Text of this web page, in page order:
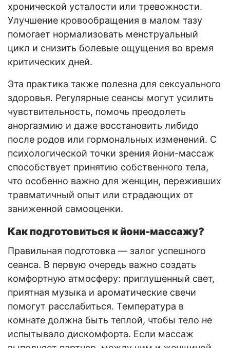
хронической усталости или тревожности.
Улучшение кровообращения в малом тазу
помогает нормализовать менструальный
цикл и снизить болевые ощущения во время
критических дней.
Эта практика также полезна для сексуального
здоровья. Регулярные сеансы могут усилить
чувствительность, помочь преодолеть
аноргазмию и даже восстановить либидо
после родов или гормональных изменений. С
психологической точки зрения йони-массаж
способствует принятию собственного тела,
что особенно важно для женщин, переживших
травматичный опыт или страдающих от
заниженной самооценки.
Как подготовиться к йони-массажу?
Правильная подготовка — залог успешного
сеанса. В первую очередь важно создать
комфортную атмосферу: приглушенный свет,
приятная музыка и ароматические свечи
помогут расслабиться. Температура в
комнате должна быть теплой, чтобы тело не
испытывало дискомфорта. Если массаж